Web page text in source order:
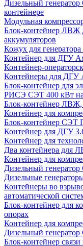
Дизельный
контейнере
Модульная
Блок-контейнер ЛВЖ
аккумуляторов
Кожух для
Контейнер для ДГУ
Контейнер-
Контейнеры для ДГУ
Блок-контейнер для
РИСЭ СЭТ 400 кВт
Блок-контейнер
Контейнер для
Блок-контейнер СЭТ
Контейнер для ДГУ
Контейнер для
Два контейнера для
Контейнер для
Дизельный
Дизельные
Контейнеры во
автоматической
Блок-контейнер для
опорах
Контейнер для
Дизельный
Блок-контейнер